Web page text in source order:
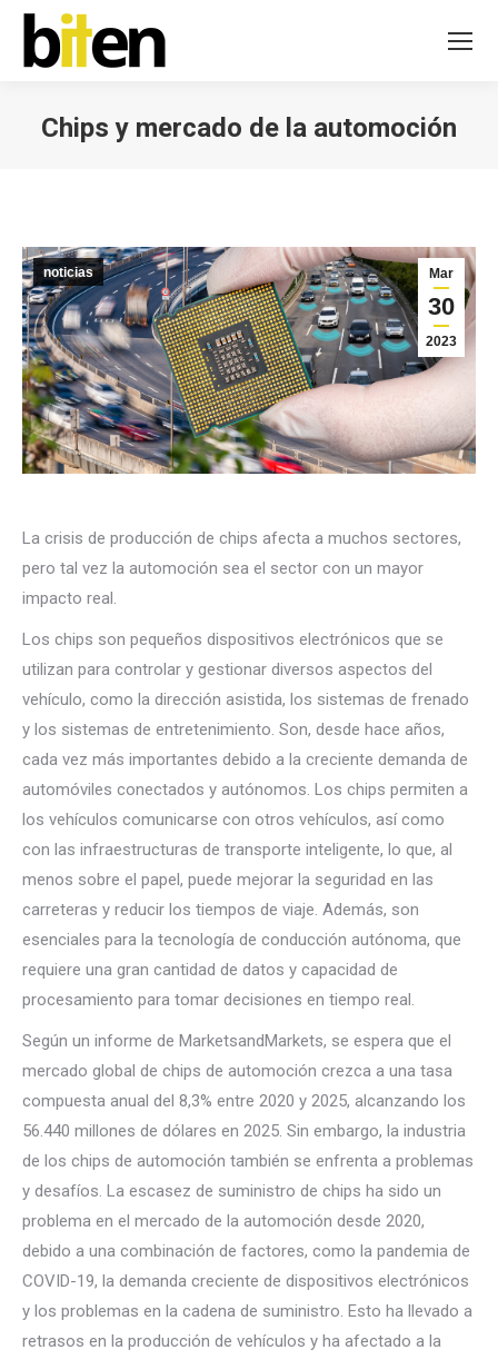
Chips y mercado de la automoción
Mar
30
2023
noticias
La crisis de producción de chips afecta a muchos sectores,
pero tal vez la automoción sea el sector con un mayor
impacto real.
Los chips son pequeños dispositivos electrónicos que se
utilizan para controlar y gestionar diversos aspectos del
vehículo, como la dirección asistida, los sistemas de frenado
y los sistemas de entretenimiento. Son, desde hace años,
cada vez más importantes debido a la creciente demanda de
automóviles conectados y autónomos. Los chips permiten a
los vehículos comunicarse con otros vehículos, así como
con las infraestructuras de transporte inteligente, lo que, al
menos sobre el papel, puede mejorar la seguridad en las
carreteras y reducir los tiempos de viaje. Además, son
esenciales para la tecnología de conducción autónoma, que
requiere una gran cantidad de datos y capacidad de
procesamiento para tomar decisiones en tiempo real.
Según un informe de MarketsandMarkets, se espera que el
mercado global de chips de automoción crezca a una tasa
compuesta anual del 8,3% entre 2020 y 2025, alcanzando los
56.440 millones de dólares en 2025. Sin embargo, la industria
de los chips de automoción también se enfrenta a problemas
y desafíos. La escasez de suministro de chips ha sido un
problema en el mercado de la automoción desde 2020,
debido a una combinación de factores, como la pandemia de
COVID-19, la demanda creciente de dispositivos electrónicos
y los problemas en la cadena de suministro. Esto ha llevado a
retrasos en la producción de vehículos y ha afectado a la